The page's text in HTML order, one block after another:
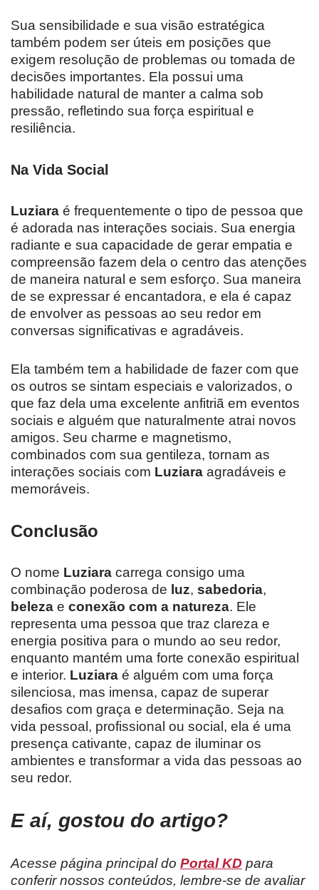
Sua sensibilidade e sua visão estratégica
também podem ser úteis em posições que
exigem resolução de problemas ou tomada de
decisões importantes. Ela possui uma
habilidade natural de manter a calma sob
pressão, refletindo sua força espiritual e
resiliência.
Na Vida Social
Luziara é frequentemente o tipo de pessoa que
é adorada nas interações sociais. Sua energia
radiante e sua capacidade de gerar empatia e
compreensão fazem dela o centro das atenções
de maneira natural e sem esforço. Sua maneira
de se expressar é encantadora, e ela é capaz
de envolver as pessoas ao seu redor em
conversas significativas e agradáveis.
Ela também tem a habilidade de fazer com que
os outros se sintam especiais e valorizados, o
que faz dela uma excelente anfitriã em eventos
sociais e alguém que naturalmente atrai novos
amigos. Seu charme e magnetismo,
combinados com sua gentileza, tornam as
interações sociais com Luziara agradáveis e
memoráveis.
Conclusão
O nome Luziara carrega consigo uma
combinação poderosa de luz, sabedoria,
beleza e conexão com a natureza. Ele
representa uma pessoa que traz clareza e
energia positiva para o mundo ao seu redor,
enquanto mantém uma forte conexão espiritual
e interior. Luziara é alguém com uma força
silenciosa, mas imensa, capaz de superar
desafios com graça e determinação. Seja na
vida pessoal, profissional ou social, ela é uma
presença cativante, capaz de iluminar os
ambientes e transformar a vida das pessoas ao
seu redor.
E aí, gostou do artigo?
Acesse página principal do Portal KD para
conferir nossos conteúdos, lembre-se de avaliar